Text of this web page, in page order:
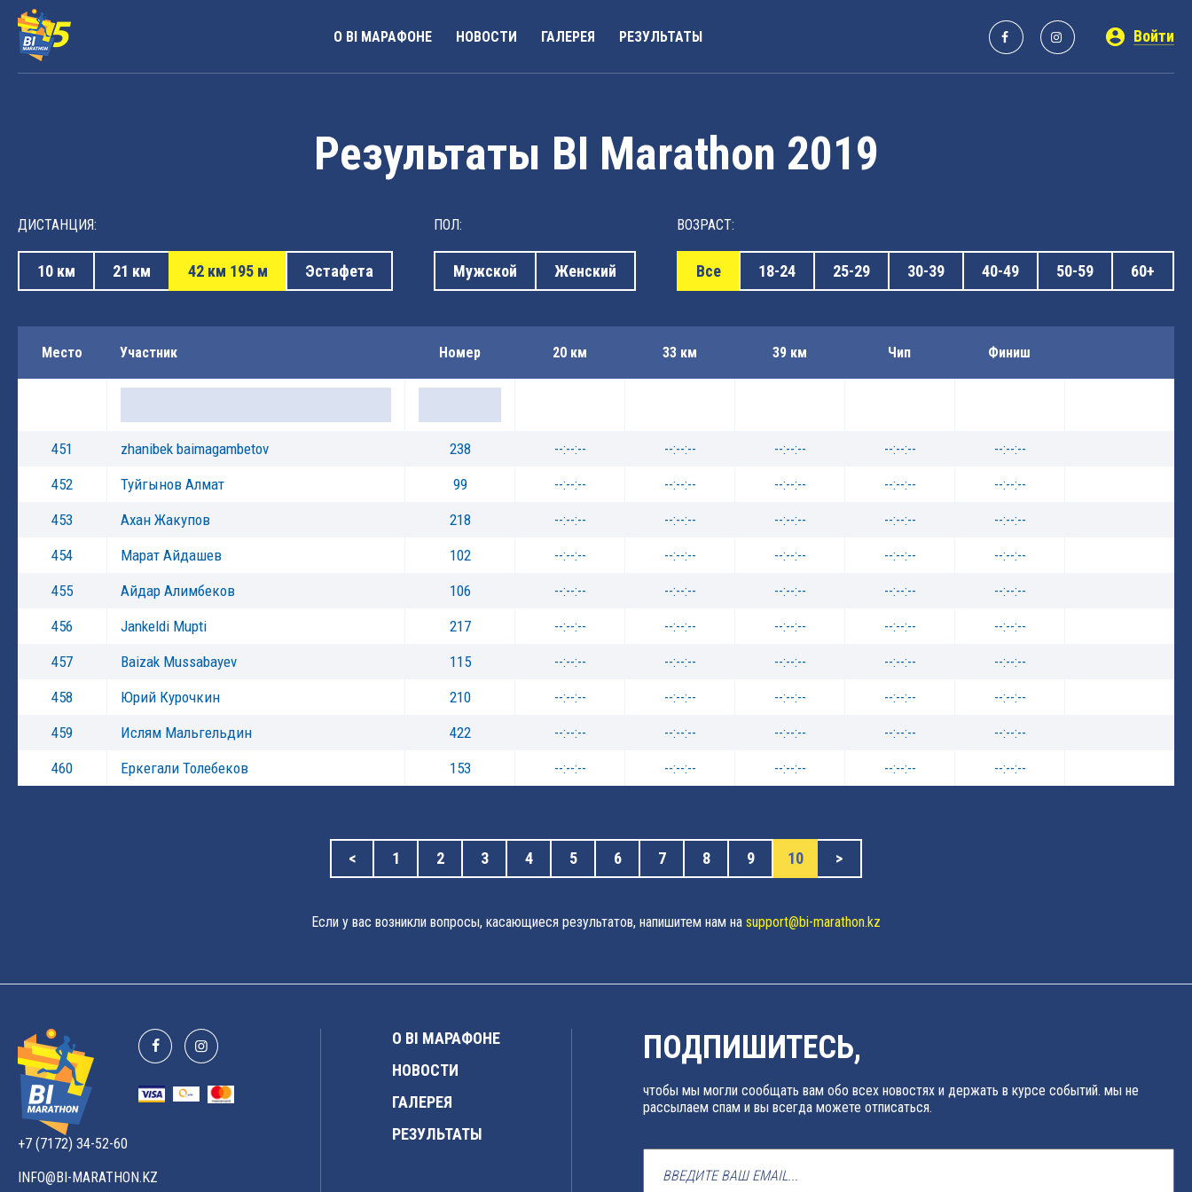
О BI МАРАФОНЕ НОВОСТИ ГАЛЕРЕЯ РЕЗУЛЬТАТЫ Войти
Результаты BI Marathon 2019
ДИСТАНЦИЯ:
10 км 21 км 42 км 195 м Эстафета
ПОЛ:
Мужской Женский
ВОЗРАСТ:
Все 18-24 25-29 30-39 40-49 50-59 60+
Место Участник Номер 20 км 33 км 39 км Чип Финиш
451 zhanibek baimagambetov 238 --:--:-- --:--:-- --:--:-- --:--:--
--:--:--
452
Туйгынов Алмат 99 --:--:-- --:--:-- --:--:-- --:--:--
--:--:--
453
Ахан Жакупов 218 --:--:-- --:--:-- --:--:-- --:--:--
--:--:--
454
Марат Айдашев 102 --:--:-- --:--:-- --:--:-- --:--:--
--:--:--
455
Айдар Алимбеков 106 --:--:-- --:--:-- --:--:-- --:--:--
--:--:--
456
Jankeldi Mupti 217 --:--:-- --:--:-- --:--:-- --:--:--
--:--:--
457
Baizak Mussabayev 115 --:--:-- --:--:-- --:--:-- --:--:--
--:--:--
458
Юрий Курочкин 210 --:--:-- --:--:-- --:--:-- --:--:--
--:--:--
459
Ислям Мальгельдин 422 --:--:-- --:--:-- --:--:-- --:--:--
--:--:--
460
Еркегали Толебеков 153 --:--:-- --:--:-- --:--:-- --:--:-- --:--:--
< 1 2 3 4 5 6 7 8 9 10 >
Если у вас возникли вопросы, касающиеся результатов, напишитем нам на support@bi-marathon.kz
+7 (7172) 34-52-60
INFO@BI-MARATHON.KZ
О BI МАРАФОНЕ
НОВОСТИ
ГАЛЕРЕЯ
РЕЗУЛЬТАТЫ
ПОДПИШИТЕСЬ,
чтобы мы могли сообщать вам обо всех новостях и держать в курсе событий. мы не
рассылаем спам и вы всегда можете отписаться.